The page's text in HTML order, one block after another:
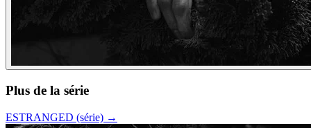
Plus de la série
ESTRANGED (série) →